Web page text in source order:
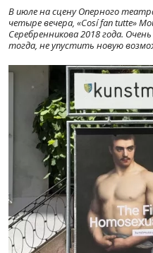
В июле на сцену Оперного
четыре вечера, «Cosí fan tutte»
Серебренникова 2018 года.
тогда, не упустить новую